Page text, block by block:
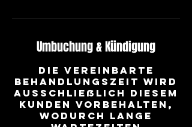
Umbuchung & Kündigung
Die vereinbarte
Behandlungszeit wird
ausschließlich diesem
Kunden vorbehalten,
wodurch lange